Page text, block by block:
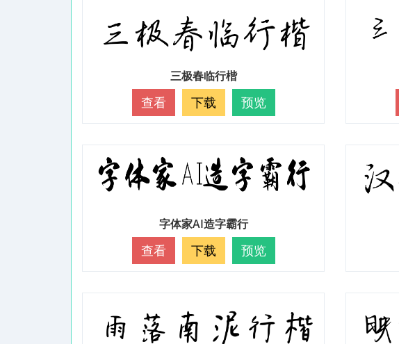
三极春临行楷
查看 下载 预览
字体家AI造字霸行
查看 下载 预览